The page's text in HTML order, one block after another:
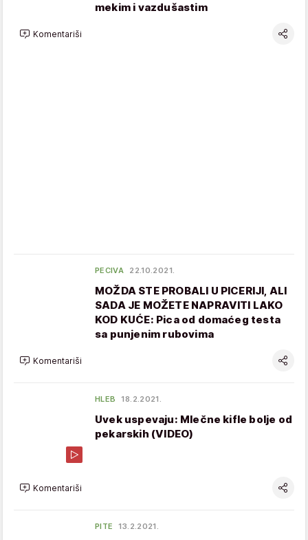
mekim i vazdušastim
Komentariši
PECIVA 22.10.2021.
MOŽDA STE PROBALI U PICERIJI, ALI
SADA JE MOŽETE NAPRAVITI LAKO
KOD KUĆE: Pica od domaćeg testa
sa punjenim rubovima
Komentariši
HLEB 18.2.2021.
Uvek uspevaju: Mlečne kifle bolje od
pekarskih (VIDEO)
Komentariši
PITE 13.2.2021.